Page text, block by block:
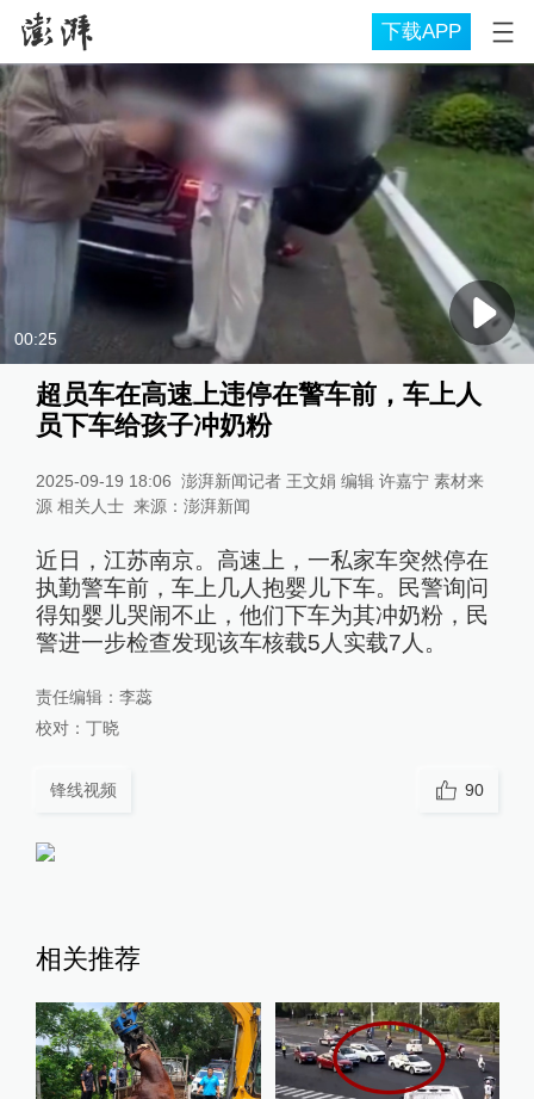
下载APP
00:25
超员车在高速上违停在警车前，车上人
员下车给孩子冲奶粉
2025-09-19 18:06 澎湃新闻记者 王文娟 编辑 许嘉宁 素材来
源 相关人士 来源： 澎湃新闻
近日，江苏南京。高速上，一私家车突然停在
执勤警车前，车上几人抱婴儿下车。民警询问
得知婴儿哭闹不止，他们下车为其冲奶粉，民
警进一步检查发现该车核载5人实载7人。
责任编辑： 李蕊
校对： 丁晓
锋线视频 90
相关推荐